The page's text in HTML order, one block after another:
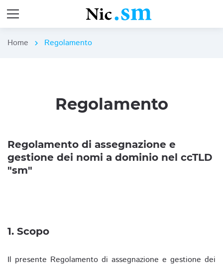
Home chevron_right Regolamento
Regolamento
Regolamento di assegnazione e
gestione dei nomi a dominio nel ccTLD
"sm"
1. Scopo
Il presente Regolamento di assegnazione e gestione dei